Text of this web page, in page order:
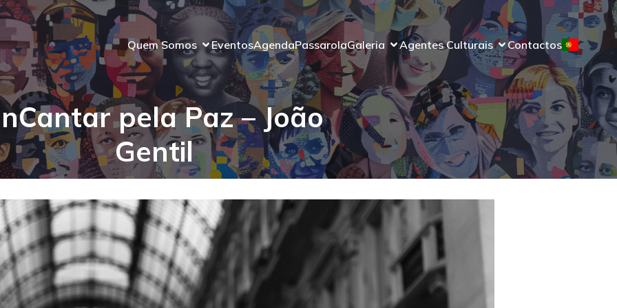
Quem Somos EventosAgendaPassarolaGaleria Agentes Culturais Contactos
pela Paz – João
Gentil